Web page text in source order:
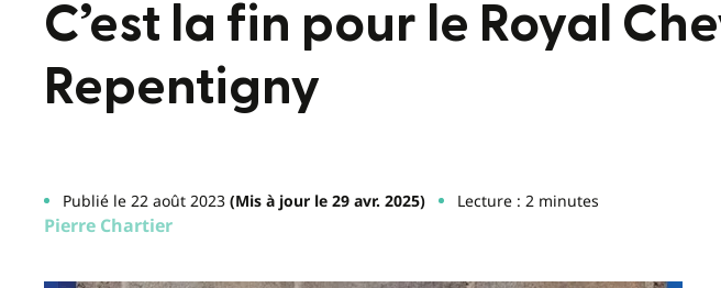
C’est la fin pour le Royal
Repentigny
Publié le 22 août 2023(Mis à jour le 29 avr. 2025) Lecture : 2 minutes
Pierre Chartier